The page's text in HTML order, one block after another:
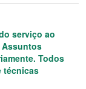
serviço ao
Assuntos
Todos
técnicas